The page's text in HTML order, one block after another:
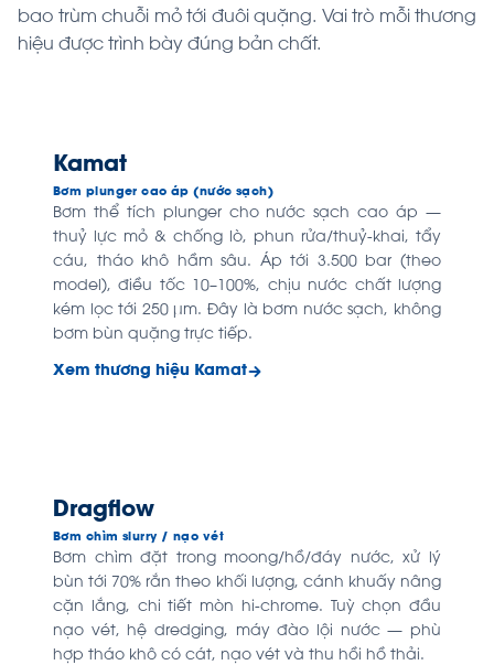
bao trùm chuỗi mỏ tới đuôi quặng. Vai trò mỗi thương
hiệu được trình bày đúng bản chất.
Kamat
Bơm plunger cao áp (nước sạch)
Bơm thể tích plunger cho nước sạch cao áp —
thuỷ lực mỏ & chống lò, phun rửa/thuỷ-khai, tẩy
cáu, tháo khô hầm sâu. Áp tới 3.500 bar (theo
model), điều tốc 10–100%, chịu nước chất lượng
kém lọc tới 250 µm. Đây là bơm nước sạch, không
bơm bùn quặng trực tiếp.
Xem thương hiệu Kamat
Dragflow
Bơm chìm slurry / nạo vét
Bơm chìm đặt trong moong/hồ/đáy nước, xử lý
bùn tới 70% rắn theo khối lượng, cánh khuấy nâng
cặn lắng, chi tiết mòn hi-chrome. Tuỳ chọn đầu
nạo vét, hệ dredging, máy đào lội nước — phù
hợp tháo khô có cát, nạo vét và thu hồi hồ thải.